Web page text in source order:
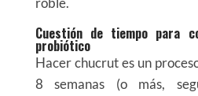
Cuestión de tiempo para
probiótico
Hacer chucrut es un
8 semanas (o más,